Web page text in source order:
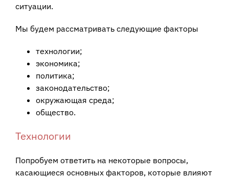
ситуации.
Мы будем рассматривать следующие факторы
технологии;
экономика;
политика;
законодательство;
окружающая среда;
общество.
Технологии
Попробуем ответить на некоторые вопросы,
касающиеся основных факторов, которые влияют